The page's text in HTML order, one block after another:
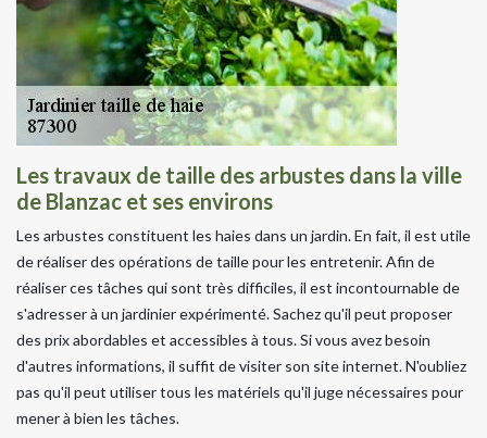
Les travaux de taille des arbustes dans la ville
de Blanzac et ses environs
Les arbustes constituent les haies dans un jardin. En fait, il est utile
de réaliser des opérations de taille pour les entretenir. Afin de
réaliser ces tâches qui sont très difficiles, il est incontournable de
s'adresser à un jardinier expérimenté. Sachez qu'il peut proposer
des prix abordables et accessibles à tous. Si vous avez besoin
d'autres informations, il suffit de visiter son site internet. N'oubliez
pas qu'il peut utiliser tous les matériels qu'il juge nécessaires pour
mener à bien les tâches.